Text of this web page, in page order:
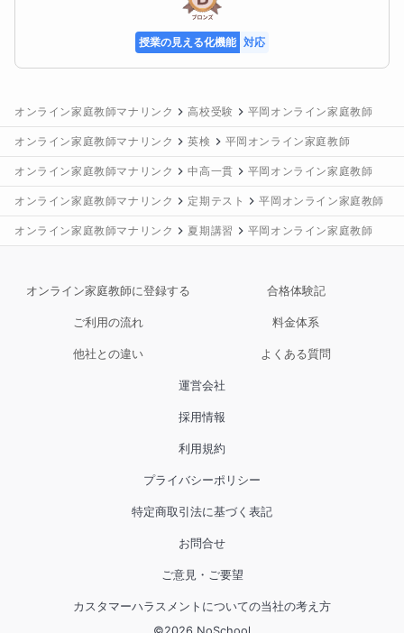
う考えれば解けるのか」「なぜその答えになるのか」*
*を一緒に確認しながら進めていきます。
英語は、やり方が分かると必ず伸びる教科です。
かでつらくなってしまいます。
まず大切にしているのは、基礎をきちんと固めること
です。
単語・文法・基本文の理解は、英検でも定期テストで
も、高校入試でもすべての土台になります。
「簡単なことを何度も確認する」のは遠回りに見える
そのため、「とにかく問題をたくさん解く」のではな
・この級では何ができるようになる必要があるのか
・どこで点を落としやすいのか
特にライティングは、コツを知るだけで大きく点が変
か」を具体的に教えます。
と正確さがとても大切です。
「内容は分かるのに、時間が足りない」という人も少
授業の見える化機能 対応
オンライン家庭教師マナリンク 高校受験 平岡オンライン家庭教師
オンライン家庭教師マナリンク 英検 平岡オンライン家庭教師
オンライン家庭教師マナリンク 中高一貫 平岡オンライン家庭教師
オンライン家庭教師マナリンク 定期テスト 平岡オンライン家庭教師
オンライン家庭教師マナリンク 夏期講習 平岡オンライン家庭教師
オンライン家庭教師に登録する 合格体験記
ご利用の流れ 料金体系
他社との違い よくある質問
運営会社
採用情報
利用規約
プライバシーポリシー
特定商取引法に基づく表記
お問合せ
ご意見・ご要望
カスタマーハラスメントについての当社の考え方